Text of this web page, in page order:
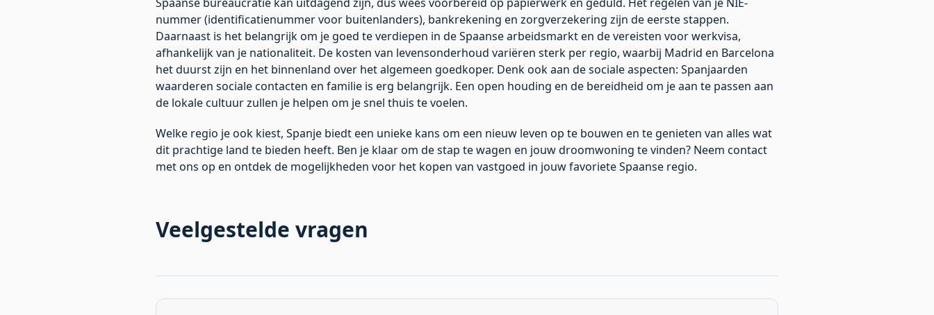
nummer (identificatienummer voor buitenlanders), bankrekening en zorgverzekering zijn de eerste stappen.
Daarnaast is het belangrijk om je goed te verdiepen in de Spaanse arbeidsmarkt en de vereisten voor werkvisa,
afhankelijk van je nationaliteit. De kosten van levensonderhoud variëren sterk per regio, waarbij Madrid en Barcelona
het duurst zijn en het binnenland over het algemeen goedkoper. Denk ook aan de sociale aspecten: Spanjaarden
waarderen sociale contacten en familie is erg belangrijk. Een open houding en de bereidheid om je aan te passen aan
de lokale cultuur zullen je helpen om je snel thuis te voelen.
Welke regio je ook kiest, Spanje biedt een unieke kans om een nieuw leven op te bouwen en te genieten van alles wat
dit prachtige land te bieden heeft. Ben je klaar om de stap te wagen en jouw droomwoning te vinden? Neem contact
met ons op en ontdek de mogelijkheden voor het kopen van vastgoed in jouw favoriete Spaanse regio.
Veelgestelde vragen